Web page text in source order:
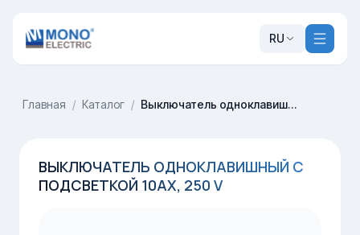
RU
Главная / Каталог / Выключатель одноклавишный с подсветкой 10AX, 250 V
ВЫКЛЮЧАТЕЛЬ ОДНОКЛАВИШНЫЙ С
ПОДСВЕТКОЙ 10AX, 250 V